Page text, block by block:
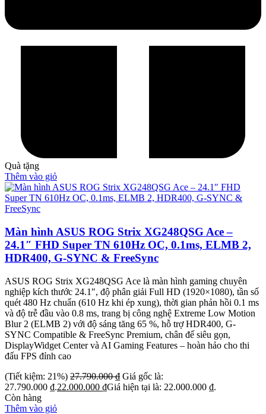
Quà tặng
Thêm vào giỏ
Màn hình ASUS ROG Strix XG248QSG Ace –
24.1″ FHD Super TN 610Hz OC, 0.1ms, ELMB 2,
HDR400, G-SYNC & FreeSync
ASUS ROG Strix XG248QSG Ace là màn hình gaming chuyên
nghiệp kích thước 24.1″, độ phân giải Full HD (1920×1080), tần số
quét 480 Hz chuẩn (610 Hz khi ép xung), thời gian phản hồi 0.1 ms
và độ trễ đầu vào 0.8 ms, trang bị công nghệ Extreme Low Motion
Blur 2 (ELMB 2) với độ sáng tăng 65 %, hỗ trợ HDR400, G-
SYNC Compatible & FreeSync Premium, chân đế siêu gọn,
DisplayWidget Center và AI Gaming Features – hoàn hảo cho thi
đấu FPS đỉnh cao
(Tiết kiệm: 21%) 27.790.000₫ Giá gốc là:
27.790.000 ₫.22.000.000 ₫Giá hiện tại là: 22.000.000 ₫.
Còn hàng
Thêm vào giỏ